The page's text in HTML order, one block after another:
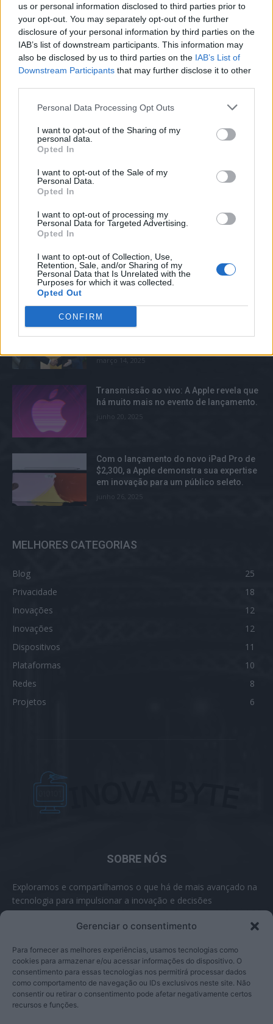
us or personal information disclosed to third parties prior to
your opt-out. You may separately opt-out of the further
disclosure of your personal information by third parties on the
IAB’s list of downstream participants. This information may
also be disclosed by us to third parties on the IAB’s List of
Downstream Participants that may further disclose it to other
Personal Data Processing Opt Outs
I want to opt-out of the Sharing of my
personal data.
Opted In
I want to opt-out of the Sale of my
Personal Data.
Opted In
I want to opt-out of processing my
Personal Data for Targeted Advertising.
Opted In
I want to opt-out of Collection, Use,
Retention, Sale, and/or Sharing of my
Personal Data that Is Unrelated with the
Purposes for which it was collected.
Opted Out
CONFIRM
Gerenciar o consentimento
Para fornecer as melhores experiências, usamos tecnologias como
cookies para armazenar e/ou acessar informações do dispositivo. O
consentimento para essas tecnologias nos permitirá processar dados
como comportamento de navegação ou IDs exclusivos neste site. Não
consentir ou retirar o consentimento pode afetar negativamente certos
recursos e funções.
MELHORES DO DIA
empresas que coletam dados privados.
abril 24, 2025
scooters.
Elon Musk possuía um estilo
descontraído, mas não compareceu à
abril 29, 2025
TOP TRENDS
O Japão é a nação mais recente a
confrontar o Facebook em busca de
março 14, 2025
Transmissão ao vivo: A Apple revela que
há muito mais no evento de lançamento.
Com o lançamento do novo iPad Pro de
$2,300, a Apple demonstra sua expertise
em inovação para um público seleto.
MELHORES CATEGORIAS
Blog
25
Privacidade
18
Inovações
12
Inovações
12
Dispositivos
11
Plataformas
10
Redes
8
Projetos
6
SOBRE NÓS
Exploramos e compartilhamos o que há de mais avançado na
tecnologia para impulsionar a inovação e decisões
inteligentes.
SIGA-NOS